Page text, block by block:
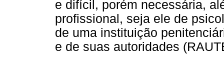
e difícil, porém necessária,
profissional, seja ele de
de uma instituição
e de suas autoridades